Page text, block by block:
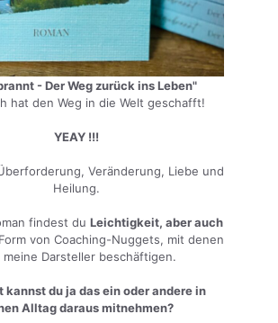
- Der Weg zurück ins Leben"
hat den Weg in die Welt geschafft!
YEAY !!!
Veränderung, Liebe und
Heilung.
findest du Leichtigkeit, aber auch
von Coaching-Nuggets, mit denen
meine Darsteller beschäftigen.
du ja das ein oder andere in
Alltag daraus mitnehmen?